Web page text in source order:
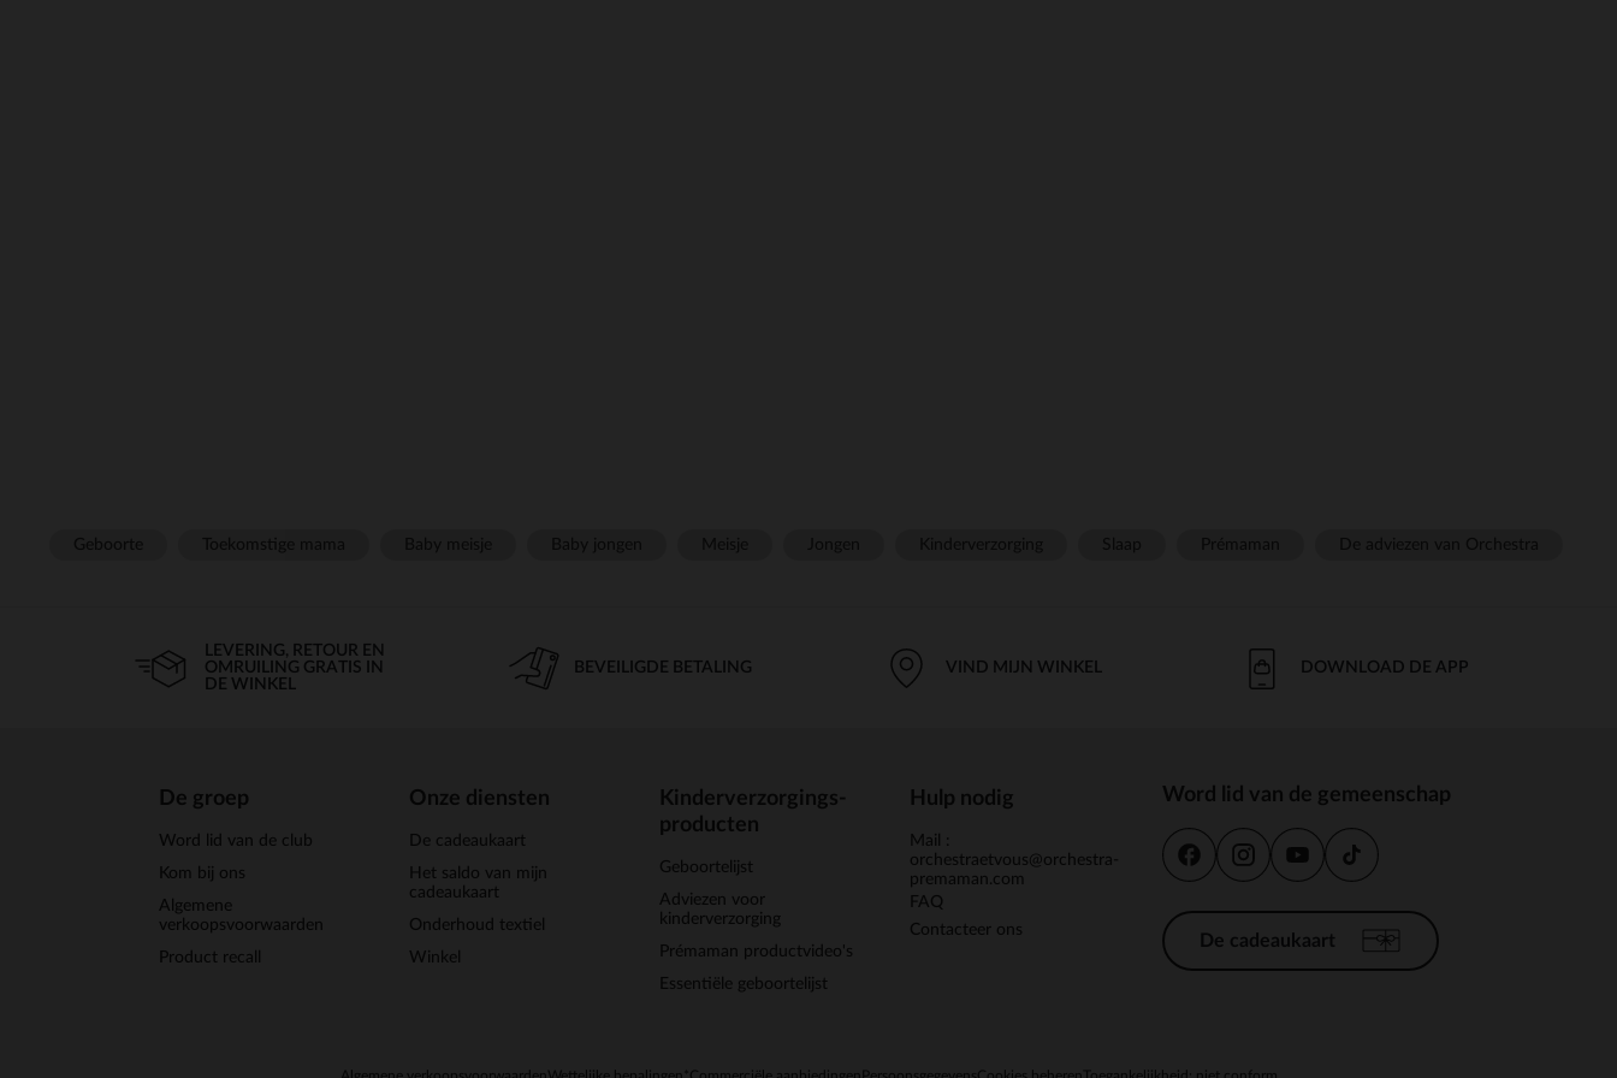
LEVERING, RETOUR EN
OMRUILING GRATIS IN
DE WINKEL
BEVEILIGDE BETALING VIND MIJN WINKEL DOWNLOAD DE APP
De groep
Word lid van de club
Kom bij ons
Algemene
verkoopsvoorwaarden
Product recall
Onze diensten
De cadeaukaart
Het saldo van mijn
cadeaukaart
Onderhoud textiel
Winkel
Kinderverzorgings-
producten
Geboortelijst
Adviezen voor
kinderverzorging
Prémaman productvideo's
Essentiële geboortelijst
Hulp nodig
Mail :
orchestraetvous@orchestra-
premaman.com
FAQ
Contacteer ons
Word lid van de gemeenschap
De cadeaukaart